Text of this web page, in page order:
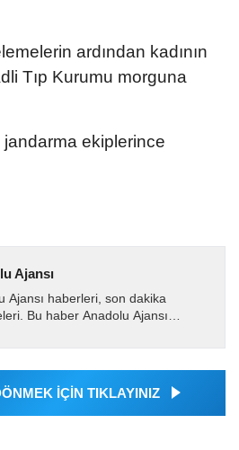
ardından kadının
Tıp Kurumu morguna
ekiplerince
Ajansı
Ajansı haberleri, son dakika
Bu haber Anadolu Ajansı
geçilen tüm...
İÇİN TIKLAYINIZ